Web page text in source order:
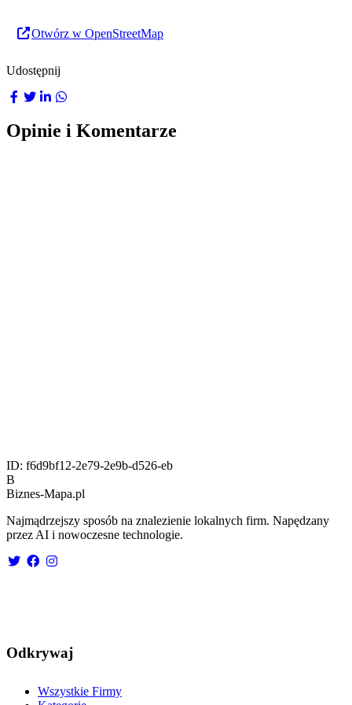
Otwórz w OpenStreetMap
Udostępnij
Opinie i Komentarze
ID: f6d9bf12-2e79-2e9b-d526-eb
B
Biznes-Mapa.pl
Najmądrzejszy sposób na znalezienie lokalnych firm. Napędzany
przez AI i nowoczesne technologie.
Odkrywaj
Wszystkie Firmy